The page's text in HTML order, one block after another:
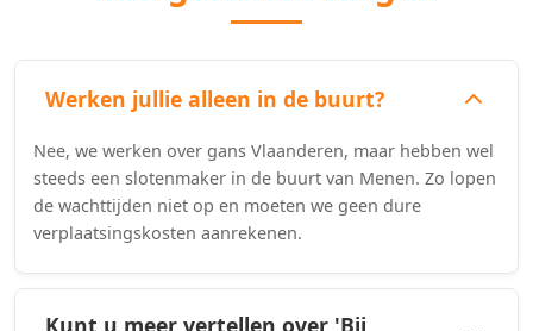
Werken jullie alleen in de buurt?
Nee, we werken over gans Vlaanderen, maar hebben wel
steeds een slotenmaker in de buurt van Menen. Zo lopen
de wachttijden niet op en moeten we geen dure
verplaatsingskosten aanrekenen.
Kunt u meer vertellen over 'Bij